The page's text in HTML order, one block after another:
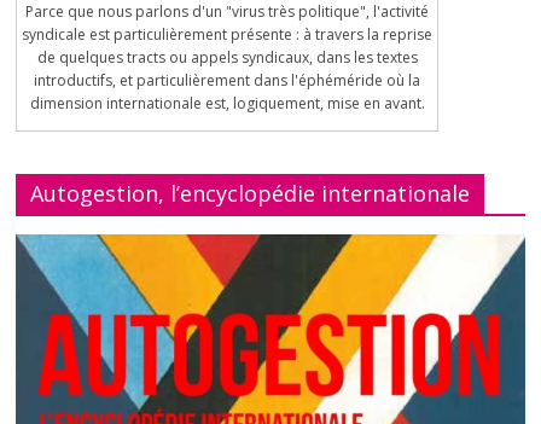
Parce que nous parlons d'un "virus très politique", l'activité
syndicale est particulièrement présente : à travers la reprise
de quelques tracts ou appels syndicaux, dans les textes
introductifs, et particulièrement dans l'éphéméride où la
dimension internationale est, logiquement, mise en avant.
Autogestion, l’encyclopédie internationale